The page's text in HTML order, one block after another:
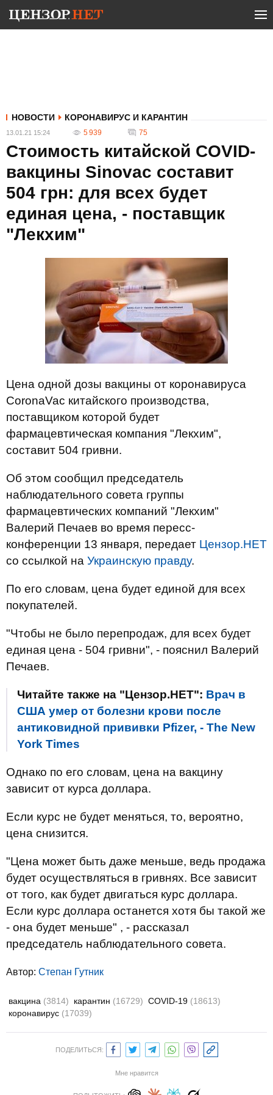
НОВОСТИ КОРОНАВИРУС И КАРАНТИН
13.01.21 15:24 5 939 75
Стоимость китайской COVID-
вакцины Sinovac составит
504 грн: для всех будет
единая цена, - поставщик
"Лекхим"
Цена одной дозы вакцины от коронавируса
CoronaVac китайского производства,
поставщиком которой будет
фармацевтическая компания "Лекхим",
составит 504 гривни.
Об этом сообщил председатель
наблюдательного совета группы
фармацевтических компаний "Лекхим"
Валерий Печаев во время пересс-
конференции 13 января, передает Цензор.НЕТ
со ссылкой на Украинскую правду.
По его словам, цена будет единой для всех
покупателей.
"Чтобы не было перепродаж, для всех будет
единая цена - 504 гривни", - пояснил Валерий
Печаев.
Читайте также на "Цензор.НЕТ": Врач в
США умер от болезни крови после
антиковидной прививки Pfizer, - The New
York Times
Однако по его словам, цена на вакцину
зависит от курса доллара.
Если курс не будет меняться, то, вероятно,
цена снизится.
"Цена может быть даже меньше, ведь продажа
будет осуществляться в гривнях. Все зависит
от того, как будет двигаться курс доллара.
Если курс доллара останется хотя бы такой же
- она будет меньше" , - рассказал
председатель наблюдательного совета.
Автор: Степан Гутник
вакцина (3814) карантин (16729) COVID-19 (18613)
коронавирус (17039)
ПОДЕЛИТЬСЯ:
Мне нравится